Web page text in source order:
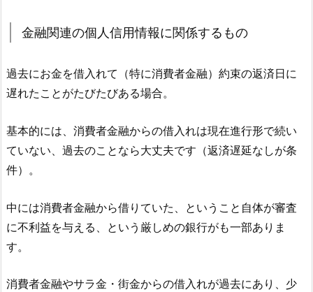
金融関連の個人信用情報に関係するもの
過去にお金を借入れて（特に消費者金融）約束の返済日に
遅れたことがたびたびある場合。
基本的には、消費者金融からの借入れは現在進行形で続い
ていない、過去のことなら大丈夫です（返済遅延なしが条
件）。
中には消費者金融から借りていた、ということ自体が審査
に不利益を与える、という厳しめの銀行がも一部ありま
す。
消費者金融やサラ金・街金からの借入れが過去にあり、少